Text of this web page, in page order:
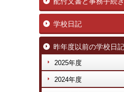
学校日記
昨年度以前の学校日記
2025年度
2024年度